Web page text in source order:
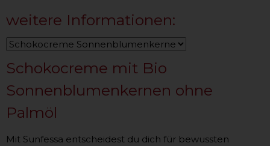
weitere Informationen:
Schokocreme mit Bio
Sonnenblumenkernen ohne
Palmöl
Mit Sunfessa entscheidest du dich für bewussten